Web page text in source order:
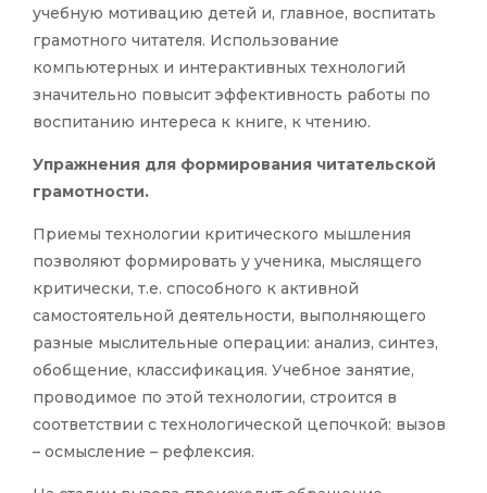
учебную мотивацию детей и, главное, воспитать
грамотного читателя. Использование
компьютерных и интерактивных технологий
значительно повысит эффективность работы по
воспитанию интереса к книге, к чтению.
Упражнения для формирования читательской
грамотности.
Приемы технологии критического мышления
позволяют формировать у ученика, мыслящего
критически, т.е. способного к активной
самостоятельной деятельности, выполняющего
разные мыслительные операции: анализ, синтез,
обобщение, классификация. Учебное занятие,
проводимое по этой технологии, строится в
соответствии с технологической цепочкой: вызов
– осмысление – рефлексия.